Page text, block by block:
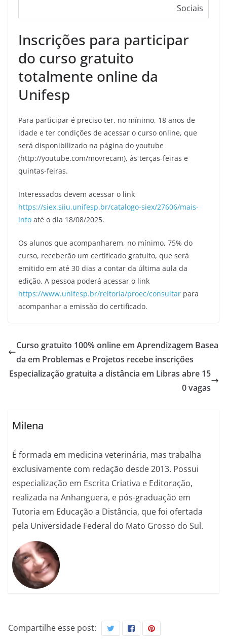
Sociais
Inscrições para participar
do curso gratuito
totalmente online da
Unifesp
Para participar é preciso ter, no mínimo, 18 anos de
idade e ter condições de acessar o curso online, que
será disponibilizado na página do youtube
(http://youtube.com/movrecam), às terças-feiras e
quintas-feiras.
Interessados devem acessar o link
https://siex.siiu.unifesp.br/catalogo-siex/27606/mais-
info até o dia 18/08/2025.
Os alunos que acompanharem, no mínimo, 75% do
curso, receberão um certificado gratuito, que será
emitido em até 30 dias a contar da última aula da
edição. A pessoa poderá acessar o link
https://www.unifesp.br/reitoria/proec/consultar para
acompanhar a emissão do certificado.
Curso gratuito 100% online em Aprendizagem Basea
da em Problemas e Projetos recebe inscrições
Especialização gratuita a distância em Libras abre 15
0 vagas
Milena
É formada em medicina veterinária, mas trabalha
exclusivamente com redação desde 2013. Possui
especialização em Escrita Criativa e Editoração,
realizada na Anhanguera, e pós-graduação em
Tutoria em Educação a Distância, que foi ofertada
pela Universidade Federal do Mato Grosso do Sul.
Compartilhe esse post: